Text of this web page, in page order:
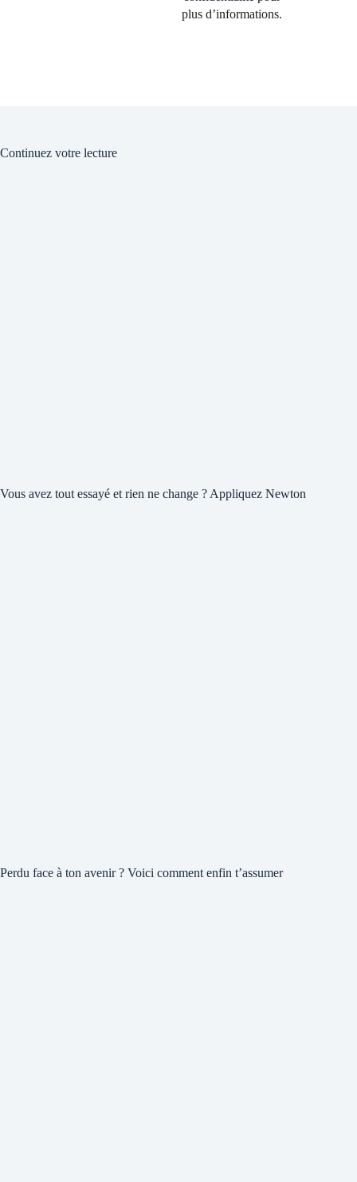
plus d’informations.
Continuez votre lecture
Vous avez tout essayé et rien ne change ? Appliquez Newton
Perdu face à ton avenir ? Voici comment enfin t’assumer